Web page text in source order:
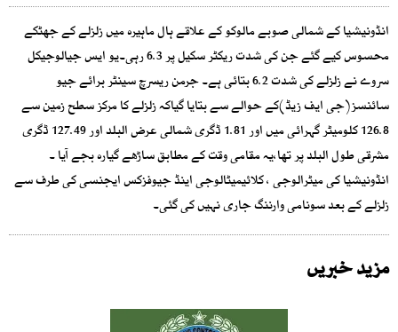
انڈونیشیا کے شمالی صوبے مالوکو کے علاقے ہال ماہیرہ میں زلزلے کے جھٹکے
محسوس کیے گئے جن کی شدت ریکٹر سکیل پر 6.3 رہی۔یو ایس جیالوجیکل
سروے نے زلزلے کی شدت 6.2 بتائی ہے۔ جرمن ریسرچ سینٹر برائے جیو
سائنسز(جی ایف زیڈ)کے حوالے سے بتایا گیاکہ زلزلے کا مرکز سطح زمین سے
126.8 کلومیٹر گہرائی میں اور 1.81 ڈگری شمالی عرض البلد اور 127.49 ڈگری
مشرقی طول البلد پر تھا،یہ مقامی وقت کے مطابق ساڑھے گیارہ بجے آیا ۔
انڈونیشیا کی میٹرالوجی ، کلائیمیٹالوجی اینڈ جیوفزکس ایجنسی کی طرف سے
زلزلے کے بعد سونامی وارننگ جاری نہیں کی گئی۔
مزید خبریں